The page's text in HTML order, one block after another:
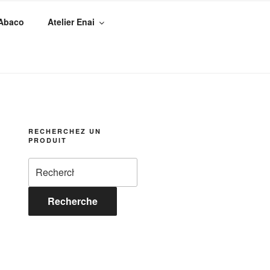
Atelier Enai
RECHERCHEZ UN
PRODUIT
pour :
Recherche